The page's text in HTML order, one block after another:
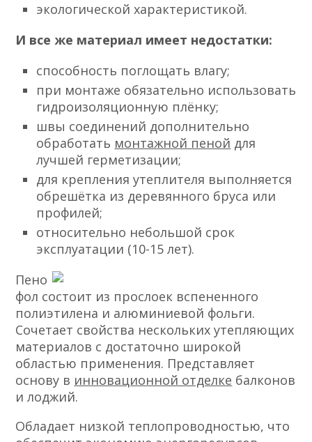
экологической характеристикой.
И все же материал имеет недостатки:
способность поглощать влагу;
при монтаже обязательно использовать
гидроизоляционную плёнку;
швы соединений дополнительно
обработать монтажной пеной для
лучшей герметизации;
для крепления утеплителя выполняется
обрешётка из деревянного бруса или
профилей;
относительно небольшой срок
эксплуатации (10-15 лет).
Пено
фол состоит из прослоек вспененного
полиэтилена и алюминиевой фольги.
Сочетает свойства нескольких утепляющих
материалов с достаточно широкой
областью применения. Представляет
основу в инновационной отделке балконов
и лоджий.
Обладает низкой теплопроводностью, что